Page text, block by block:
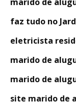
marido de
faz tudo no
eletricista
marido de
marido de
site marido de